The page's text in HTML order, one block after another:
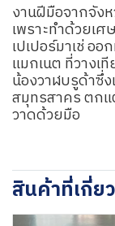
งานฝีมือจากจัง
เพราะทำด้วยเ
เปเปอร์มาเช่ อ
แมกเนต ที่วางเ
น้องวาฬบรูด้าซึ่
สมุทรสาคร ตก
วาดด้วยมือ
สินค้าที่เกี่ย